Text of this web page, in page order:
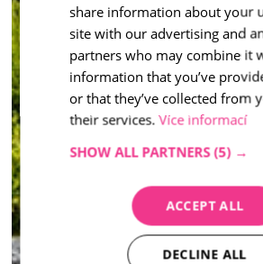
share information about your
site with our advertising and
partners who may combine it
information that you’ve
or that they’ve collected from
their services. Více informací
SHOW ALL PARTNERS (5) →
ACCEPT ALL
DECLINE ALL